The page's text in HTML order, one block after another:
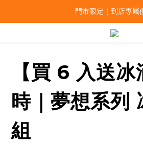
門市限定｜到店專屬
【買 6 入送
時｜夢想系列
組